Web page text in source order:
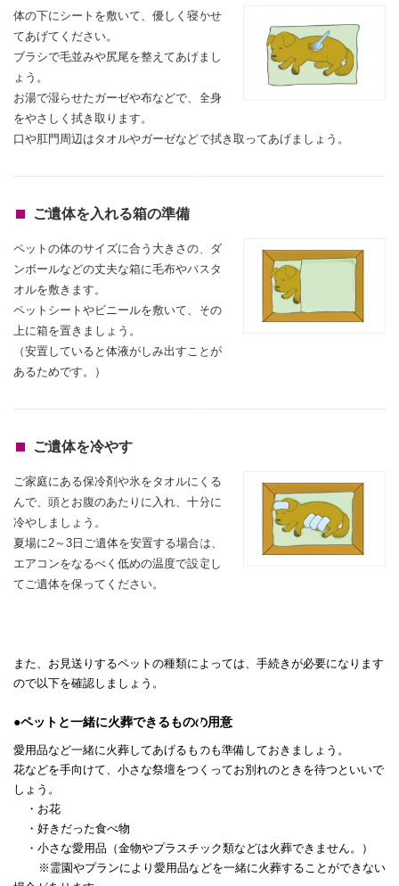
体の下にシートを敷いて、優しく寝かせ
てあげてください。
ブラシで毛並みや尻尾を整えてあげまし
ょう。
お湯で湿らせたガーゼや布などで、全身
をやさしく拭き取ります。
口や肛門周辺はタオルやガーゼなどで拭き取ってあげましょう。
ご遺体を入れる箱の準備
ペットの体のサイズに合う大きさの、ダ
ンボールなどの丈夫な箱に毛布やバスタ
オルを敷きます。
ペットシートやビニールを敷いて、その
上に箱を置きましょう。
（安置していると体液がしみ出すことが
あるためです。）
ご遺体を冷やす
ご家庭にある保冷剤や氷をタオルにくる
んで、頭とお腹のあたりに入れ、 十分に
冷やしましょう。
夏場に2～3日ご遺体を安置する場合は、
エアコンをなるべく低めの温度で設定し
てご遺体を保ってください。
また、お見送りするペットの種類によっては、手続きが必要になります
ので以下を確認しましょう。
●ペットと一緒に火葬できるものの用意
愛用品など一緒に火葬してあげるものも準備しておきましょう。
花などを手向けて、小さな祭壇をつくってお別れのときを待つといいで
しょう。
・お花
・好きだった食べ物
・小さな愛用品（金物やプラスチック類などは火葬できません。）
※霊園やプランにより愛用品などを一緒に火葬することができない